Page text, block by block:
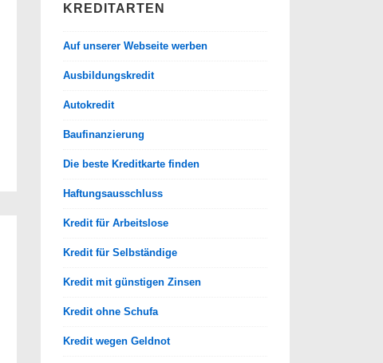
KREDITARTEN
Auf unserer Webseite werben
Ausbildungskredit
Autokredit
Baufinanzierung
Die beste Kreditkarte finden
Haftungsausschluss
Kredit für Arbeitslose
Kredit für Selbständige
Kredit mit günstigen Zinsen
Kredit ohne Schufa
Kredit wegen Geldnot